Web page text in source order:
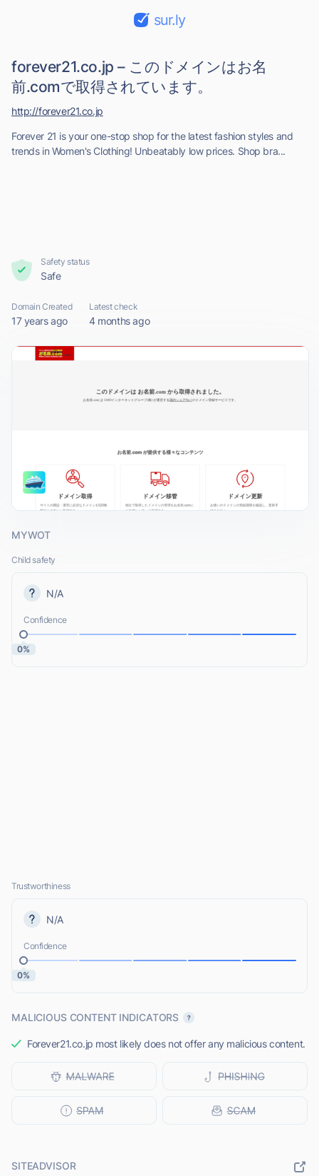
sur.ly
forever21.co.jp – このドメインはお名
前.comで取得されています。
Forever 21 is your one-stop shop for the latest fashion styles and
trends in Women's Clothing! Unbeatably low prices. Shop bra...
http://forever21.co.jp
Safety status
Safe
Domain Created
17 years ago
Latest check
4 months ago
MYWOT
Child safety
N/A
Confidence
0%
Trustworthiness
N/A
Confidence
0%
MALICIOUS CONTENT INDICATORS
Forever21.co.jp most likely does not offer any malicious content.
SITEADVISOR